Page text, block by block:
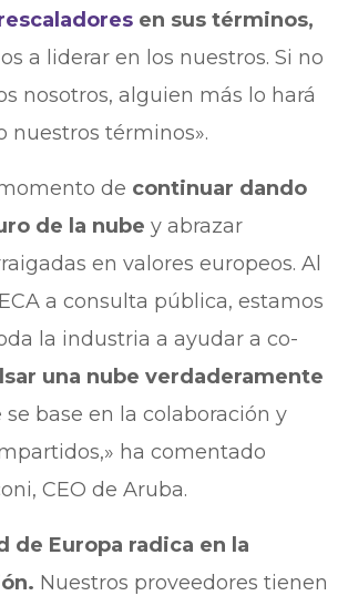
en sus términos,
a liderar en los nuestros. Si no
nosotros, alguien más lo hará
nuestros términos».
de continuar dando
de la nube y abrazar
en valores europeos. Al
a consulta pública, estamos
la industria a ayudar a co-
una nube verdaderamente
se base en la colaboración y
ha comentado
CEO de Aruba.
de Europa radica en la
Nuestros proveedores tienen